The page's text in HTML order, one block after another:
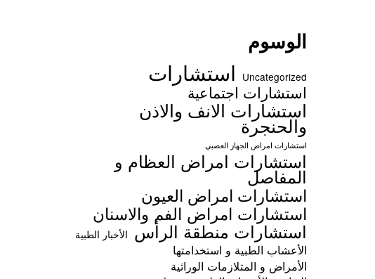
الوسوم
Uncategorized استشارات
استشارات اجتماعية
استشارات الانف والاذن
والحنجرة
استشارات امراض الجهاز العصبي
استشارات امراض العظام و
المفاصل
استشارات امراض العيون
استشارات امراض الفم والاسنان
استشارات منطقة الرأس الأخبار الطبية
الأعشاب الطبية و استخدامتها
الأمراض و المتلازمات الوراثية